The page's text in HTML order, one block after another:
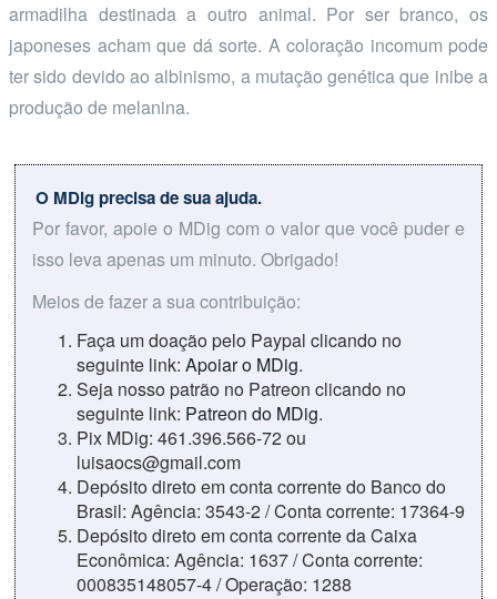
armadilha destinada a outro animal. Por ser branco, os
japoneses acham que dá sorte. A coloração incomum pode
ter sido devido ao albinismo, a mutação genética que inibe a
produção de melanina.
O MDig precisa de sua ajuda.
Por favor, apoie o MDig com o valor que você puder e
isso leva apenas um minuto. Obrigado!
Meios de fazer a sua contribuição:
Faça um doação pelo Paypal clicando no
seguinte link: Apoiar o MDig.
Seja nosso patrão no Patreon clicando no
seguinte link: Patreon do MDig.
Pix MDig: 461.396.566-72 ou
luisaocs@gmail.com
Depósito direto em conta corrente do Banco do
Brasil: Agência: 3543-2 / Conta corrente: 17364-9
Depósito direto em conta corrente da Caixa
Econômica: Agência: 1637 / Conta corrente:
000835148057-4 / Operação: 1288